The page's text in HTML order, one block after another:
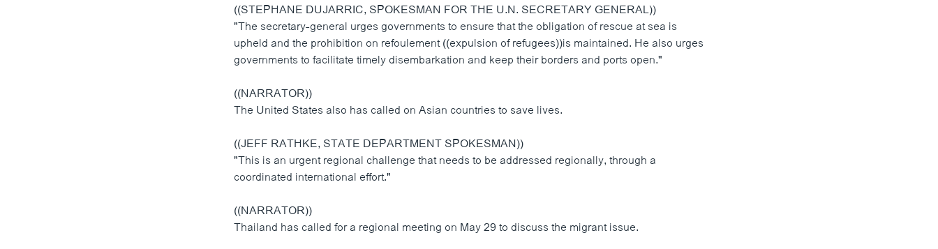
((STEPHANE DUJARRIC, SPOKESMAN FOR THE U.N. SECRETARY GENERAL))
"The secretary-general urges governments to ensure that the obligation of rescue at sea is
upheld and the prohibition on refoulement ((expulsion of refugees))is maintained. He also urges
governments to facilitate timely disembarkation and keep their borders and ports open."
((NARRATOR))
The United States also has called on Asian countries to save lives.
((JEFF RATHKE, STATE DEPARTMENT SPOKESMAN))
"This is an urgent regional challenge that needs to be addressed regionally, through a
coordinated international effort."
((NARRATOR))
Thailand has called for a regional meeting on May 29 to discuss the migrant issue.